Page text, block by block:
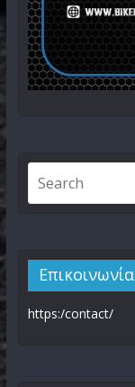
Επικοινωνία
https:/contact/